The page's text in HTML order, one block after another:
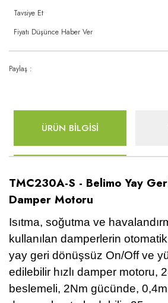
Tavsiye Et
Fiyatı Düşünce Haber Ver
Paylaş :
ÜRÜN BİLGİSİ
TMC230A-S - Belimo Yay
Damper Motoru
Isıtma, soğutma ve
kullanılan damperlerin
yay geri dönüşsüz On/Off ve
edilebilir hızlı damper motoru,
beslemeli, 2Nm gücünde,